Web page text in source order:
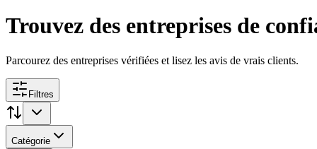
Trouvez des entreprises de
Parcourez des entreprises vérifiées et lisez les avis de vrais clients.
Filtres
Catégorie